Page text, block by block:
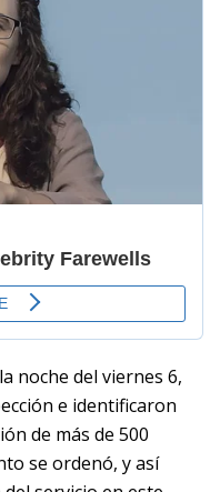
noche del viernes 6,
e identificaron
de más de 500
se ordenó, y así